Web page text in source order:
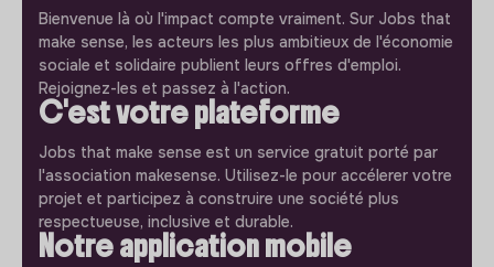
Bienvenue là où l'impact compte vraiment. Sur Jobs that
make sense, les acteurs les plus ambitieux de l'économie
sociale et solidaire publient leurs offres d'emploi.
Rejoignez-les et passez à l'action.
C'est votre plateforme
Jobs that make sense est un service gratuit porté par
l'association makesense. Utilisez-le pour accélerer votre
projet et participez à construire une société plus
respectueuse, inclusive et durable.
Notre application mobile